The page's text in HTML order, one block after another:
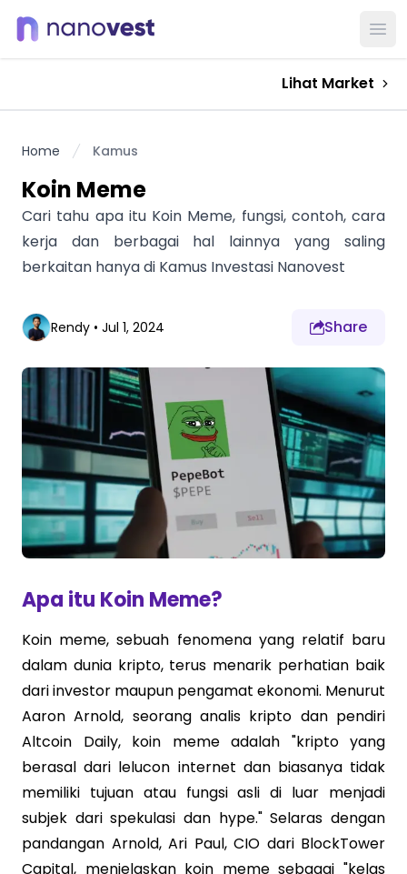
Lihat Market
Home Kamus
Koin Meme
Cari tahu apa itu Koin Meme, fungsi, contoh, cara
kerja dan berbagai hal lainnya yang saling
berkaitan hanya di Kamus Investasi Nanovest
Rendy • Jul 1, 2024 Share
Apa itu Koin Meme?
Koin meme, sebuah fenomena yang relatif baru
dalam dunia kripto, terus menarik perhatian baik
dari investor maupun pengamat ekonomi. Menurut
Aaron Arnold, seorang analis kripto dan pendiri
Altcoin Daily, koin meme adalah "kripto yang
berasal dari lelucon internet dan biasanya tidak
memiliki tujuan atau fungsi asli di luar menjadi
subjek dari spekulasi dan hype." Selaras dengan
pandangan Arnold, Ari Paul, CIO dari BlockTower
Capital, menjelaskan koin meme sebagai "kelas